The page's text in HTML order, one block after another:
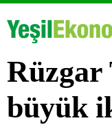
Rüzgar
büyük